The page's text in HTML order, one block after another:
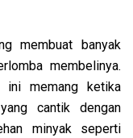
membuat banyak
membelinya.
ini memang ketika
cantik dengan
minyak seperti